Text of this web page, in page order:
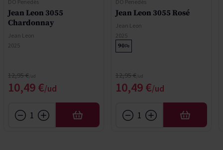
DO Penedès
Jean Leon 3055
Chardonnay
Jean Leon
2025
Special Price
10,49 €
Regular Price
12,95 €
AFEGIR
DO Penedès
Jean Leon 3055 Rosé
Jean Leon
2025
90Pe
Special Price
10,49 €
Regular Price
12,95 €
AFEGIR